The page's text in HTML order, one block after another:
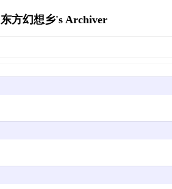
东方幻想乡's Archiver